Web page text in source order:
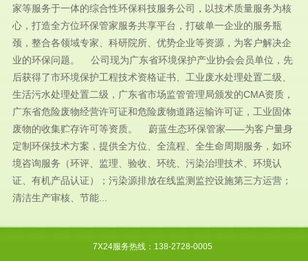
家等服务于一体的综合性环保科技服务公司，以技术质量服务为核
心，打造全方位环保管家服务共享平台，打破单一企业的服务瓶
颈，整合各领域专家、科研院所、优势企业等资源，为客户解决企
业的环保问题。 公司现为广东省环境保护产业协会会员单位，先
后获得了市环境保护工程技术资格证书、工业废水处理处置二级、
生活污水处理处置二级，广东省市场监管管理局颁发的CMA资质，
广东省危险废物经营许可证和危险废物道路运输许可证，工业固体
废物的收集贮存许可等资质。 蔚蓝生态环保管家——为客户量身
定制环保技术方案，提供全方位、全流程、全生命周期服务，如环
境咨询服务（环评、监理、验收、环统、污染治理技术、环境认
证、有机产品认证）；污染源排放在线监测监控设施第三方运营；
清洁生产审核、节能...
7X24服务热线：138-2728-0005